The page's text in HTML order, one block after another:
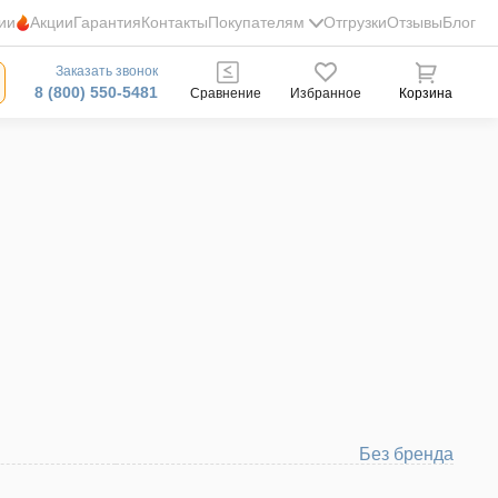
АкцииГарантияКонтактыПокупателям ОтгрузкиОтзывыБлог
Заказать звонок
8 (800) 550-5481 Сравнение Избранное Корзина
Без бренда